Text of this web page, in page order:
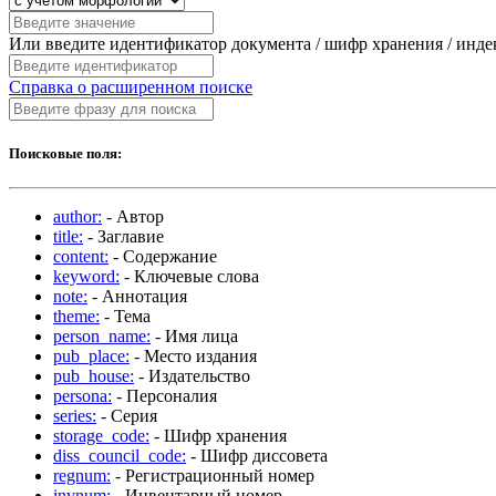
Или введите идентификатор документа / шифр хранения /
Справка о расширенном поиске
Поисковые поля:
author: - Автор
title: - Заглавие
content: - Содержание
keyword: - Ключевые слова
note: - Аннотация
theme: - Тема
person_name: - Имя лица
pub_place: - Место издания
pub_house: - Издательство
persona: - Персоналия
series: - Серия
storage_code: - Шифр хранения
diss_council_code: - Шифр диссовета
regnum: - Регистрационный номер